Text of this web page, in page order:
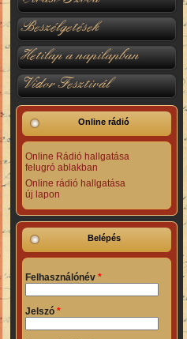
Beszélgetések
Hetilap a napilapban
Vidor Fesztivál
Online rádió
Online Rádió hallgatása
felugró ablakban
Online rádió hallgatása
új lapon
Belépés
Felhasználónév *
Jelszó *